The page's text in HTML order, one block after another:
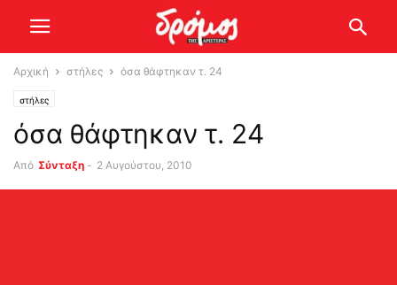
Αρχική στήλες όσα θάφτηκαν τ. 24
στήλες
όσα θάφτηκαν τ. 24
Από Σύνταξη - 2 Αυγούστου, 2010